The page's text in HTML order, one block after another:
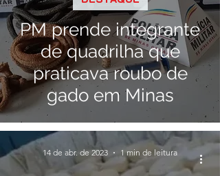
PM prende integrante
de quadrilha que
praticava roubo de
gado em Minas
14 de abr. de 2023 1 min de leitura